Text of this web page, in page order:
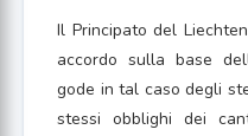
Il Principato del
accordo sulla base
gode in tal caso degli
stessi obblighi dei